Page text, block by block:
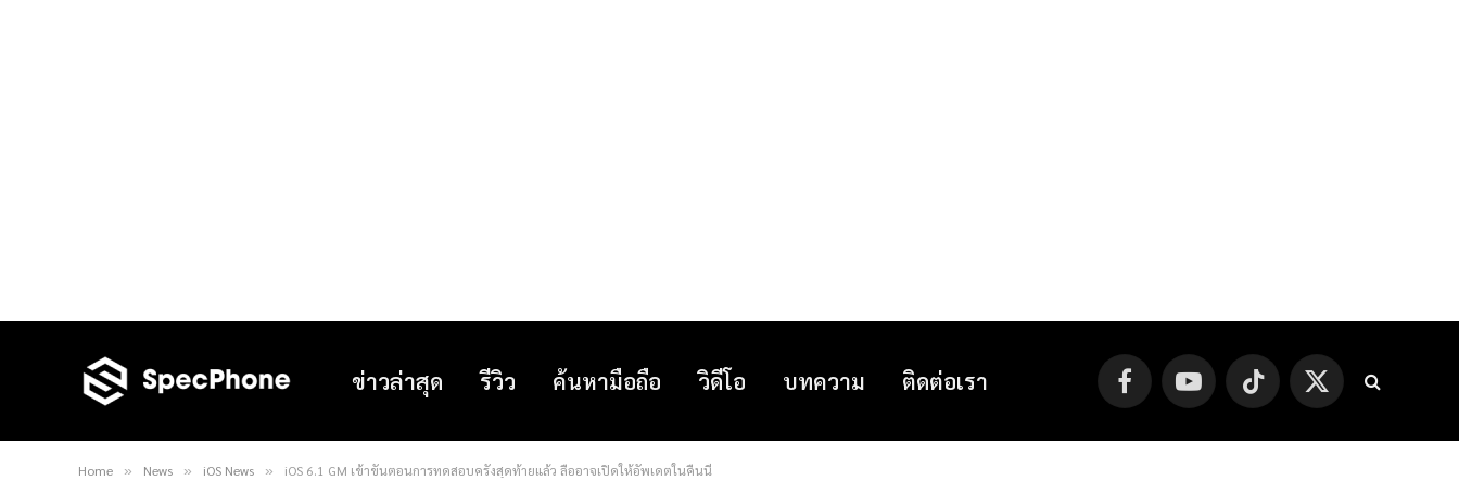
ข่าวล่าสุด รีวิว ค้นหามือถือ วิดีโอ บทความ ติดต่อเรา FacebookYouTube TikTok
X
(Twitter)
Home » News » iOS News » iOS 6.1 GM เข้าขั้นตอนการทดสอบครั้งสุดท้ายแล้ว ลืออาจเปิดให้อัพเดตในคืนนี้